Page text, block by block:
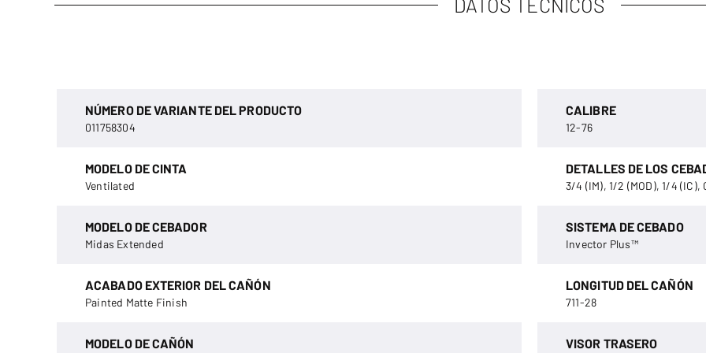
DATOS TÉCNICOS
NÚMERO DE VARIANTE DEL PRODUCTO
011758304
CALIBRE
12-76
MODELO DE CINTA
Ventilated
DETALLES DE LOS
3/4 (IM), 1/2 (MOD), 1/4 (IC),
MODELO DE CEBADOR
Midas Extended
SISTEMA DE CEBADO
Invector Plus™
ACABADO EXTERIOR DEL CAÑÓN
Painted Matte Finish
LONGITUD DEL CAÑÓN
711-28
MODELO DE CAÑÓN VISOR TRASERO